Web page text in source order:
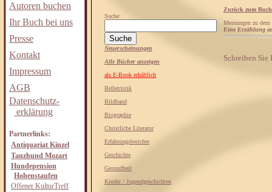
Autoren buchen
Ihr Buch bei uns
Presse
Kontakt
Impressum
AGB
Datenschutz-
erklärung
Partnerlinks:
Antiquariat Kinzel
Tanzhund Mozart
Hundepension
Hohenstaufen
Offener KulturTreff
Suche:
Neuerscheinungen
Alle Bücher anzeigen
als E-Book erhältlich
Belletristik
Bildband
Biographie
Christliche Literatur
Erfahrungsberichte
Geschichte
Gesundheit
Kinder / Jugendgeschichten
Zurück zum Buch
Meinungen zu
Eine Erzählung
Schreiben